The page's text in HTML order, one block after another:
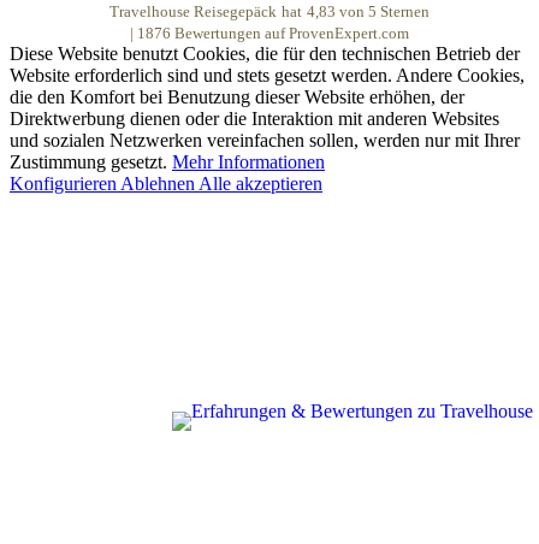
Travelhouse Reisegepäck hat 4,83 von 5 Sternen
1876 Bewertungen auf ProvenExpert.com
Diese Website benutzt Cookies, die für den technischen Betrieb der
Website erforderlich sind und stets gesetzt werden. Andere Cookies,
die den Komfort bei Benutzung dieser Website erhöhen, der
Direktwerbung dienen oder die Interaktion mit anderen Websites
und sozialen Netzwerken vereinfachen sollen, werden nur mit Ihrer
Zustimmung gesetzt. Mehr Informationen
Konfigurieren Ablehnen Alle akzeptieren